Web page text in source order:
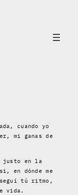
cuando yo
mi ganas de
justo en la
en dónde me
tú ritmo,
vida.